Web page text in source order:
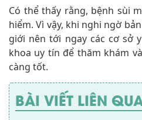
Có thể thấy rằng, bệnh sùi
hiểm. Vì vậy, khi nghi ngờ
giới nên tới ngay các cơ sở
khoa uy tín để thăm khám
càng tốt.
BÀI VIẾT LIÊN